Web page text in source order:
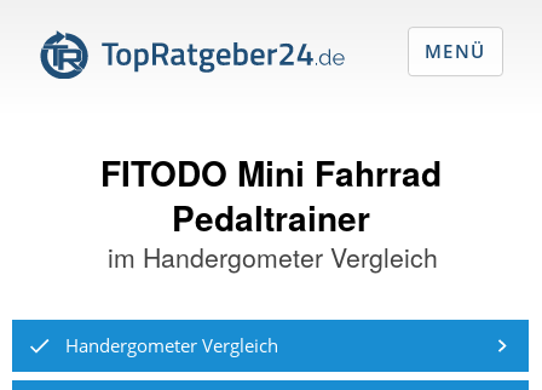
FITODO Mini Fahrrad
Pedaltrainer
im Handergometer Vergleich
Handergometer Vergleich
MENÜ